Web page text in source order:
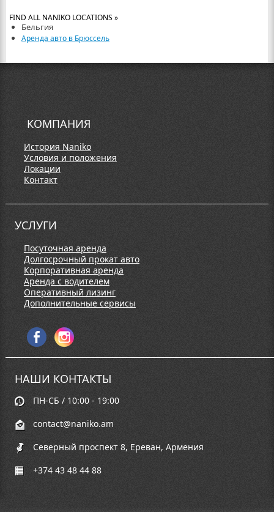
FIND ALL NANIKO LOCATIONS »
Бельгия
Аренда авто в Брюссель
КОМПАНИЯ
История Naniko
Условия и положения
Локации
Контакт
УСЛУГИ
Посуточная аренда
Долгосрочный прокат авто
Корпоративная аренда
Аренда с водителем
Оперативный лизинг
Дополнительные сервисы
НАШИ КОНТАКТЫ
ПН-СБ / 10:00 - 19:00
contact@naniko.am
Северный проспект 8, Ереван, Армения
+374 43 48 44 88